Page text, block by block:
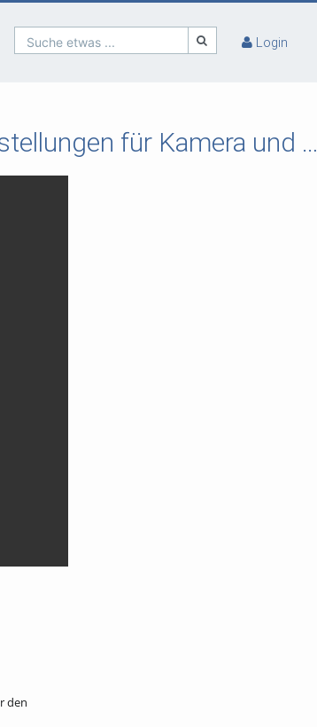
Suche etwas ... Login
Crashkurs - Videoformate und Codecs: Die
den